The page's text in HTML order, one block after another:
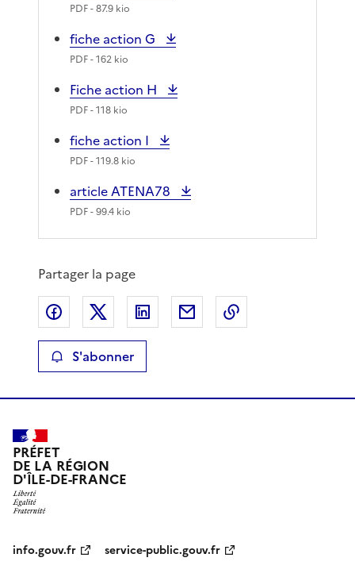
PDF- 87.9 kio
fiche action G
PDF- 162 kio
Fiche action H
PDF- 118 kio
fiche action I
PDF- 119.8 kio
article ATENA78
PDF- 99.4 kio
Partager la page
Partager sur Facebook
Partager sur XPartager sur LinkedIn
Partager par email
S'abonner
PRÉFET
DE LA RÉGION
D'ÎLE-DE-FRANCE
info.gouv.fr service-public.gouv.fr